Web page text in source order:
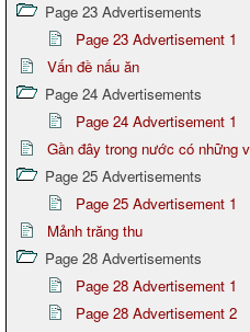
Page 23 Advertisements
Page 23 Advertisement 1
Vấn đề nấu ăn
Page 24 Advertisements
Page 24 Advertisement 1
Gần đây trong nước có những
Page 25 Advertisements
Page 25 Advertisement 1
Mảnh trăng thu
Page 28 Advertisements
Page 28 Advertisement 1
Page 28 Advertisement 2